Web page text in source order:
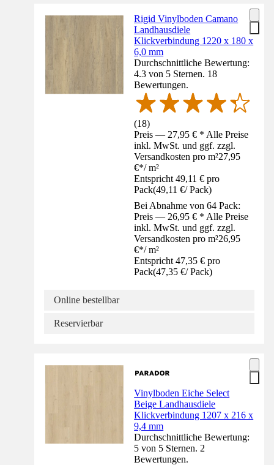
Rigid Vinylboden Camano
Landhausdiele
Klickverbindung 1220 x 180 x
6,0 mm
Durchschnittliche Bewertung:
4.3 von 5 Sternen. 18
Bewertungen.
(18)
Preis — 27,95 € * Alle Preise
inkl. MwSt. und ggf. zzgl.
Versandkosten pro m²27,95
€*/ m²
Entspricht 49,11 € pro
Pack(49,11 €/ Pack)
Bei Abnahme von 64 Pack:
Preis — 26,95 € * Alle Preise
inkl. MwSt. und ggf. zzgl.
Versandkosten pro m²26,95
€*/ m²
Entspricht 47,35 € pro
Pack(47,35 €/ Pack)
Online bestellbar
Reservierbar
Vinylboden Eiche Select
Beige Landhausdiele
Klickverbindung 1207 x 216 x
9,4 mm
Durchschnittliche Bewertung:
5 von 5 Sternen. 2
Bewertungen.